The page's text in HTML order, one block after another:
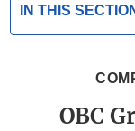
IN THIS
OBC